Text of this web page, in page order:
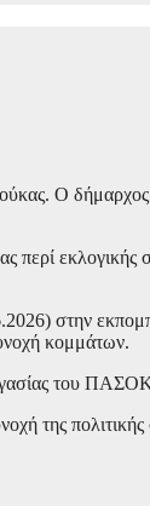
Ο
στην
κομμάτων.
του
της πολιτικής